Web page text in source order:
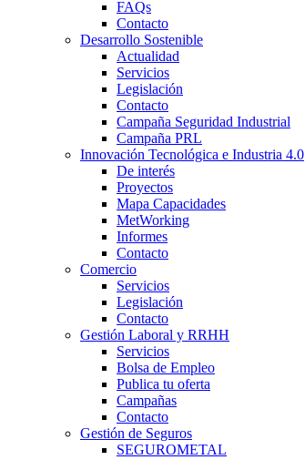
FAQs
Contacto
Desarrollo Sostenible
Actualidad
Servicios
Legislación
Contacto
Campaña Seguridad Industrial
Campaña PRL
Innovación Tecnológica e Industria 4.0
De interés
Proyectos
Mapa Capacidades
MetWorking
Informes
Contacto
Comercio
Servicios
Legislación
Contacto
Gestión Laboral y RRHH
Servicios
Bolsa de Empleo
Publica tu oferta
Campañas
Contacto
Gestión de Seguros
SEGUROMETAL